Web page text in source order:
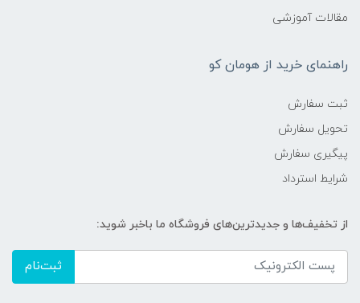
مقالات آموزشی
راهنمای خرید از هومان کو
ثبت سفارش
تحویل سفارش
پیگیری سفارش
شرایط استرداد
از تخفیف‌ها و جدیدترین‌های فروشگاه ما باخبر شوید:
ثبت‌نام